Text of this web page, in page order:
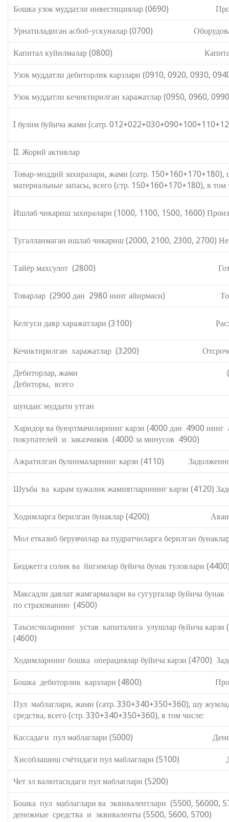
Бошка узок муддатли инвестициялар (0690)
Урнатиладиган асбоб-ускуналар (0700)
Капитал куйилмалар (0800)
Узок муддатли дебиторлик карзлари (0910, 0920, 0930,
Узок муддатли кечиктирилган харажатлар (0950, 0960,
I булим буйича жами (сатр.
II. Жорий активлар II.
Товар-моддий захиралари, жами
материальные запасы, всего (стр. 150+160+170+180), в том
Ишлаб чикариш захиралари (1000, 1100, 1500, 1600)
Тугалланмаган ишлаб чикариш (2000, 2100, 2300, 2700)
Тайёр махсулот (2800) Готовая
Товарлар (2900 дан 2980 нинг айирмаси)
Келгуси давр харажатлари (3100) Расходы
Кечиктирилган харажатлар (3200)
Дебиторлар, жами (сатр.
Дебиторы, всего (стр.
шундан: муддати утган из нее:
Харидор ва буюртмачиларнинг карзи
покупателей и заказчиков (4000 за минусов 4900)
Ажратилган булинмаларнинг карзи (4110)
Шуъба ва карам хужалик жамиятларининг карзи (4120)
Ходимларга берилган бунаклар (4200) Авансы,
Мол етказиб берувчилар ва пудратчиларга берилган
Бюджетга солик ва йигимлар буйича бунак туловлари
Максадли давлат жамгармалари ва сугурталар буйича
по страхованию (4500)
Таъсисчиларнинг устав капиталига улушлар буйича
(4600)
Ходимларнинг бошка операциялар буйича карзи (4700)
Бошка дебиторлик карзлари (4800) Прочие
Пул маблаглари, жами (сатр.
средства, всего (стр. 330+340+350+360), в том числе:
Кассадаги пул маблаглари (5000) Денежные
Хисоблашиш счётидаги пул маблаглари (5100)
Чет эл валютасидаги пул маблаглари (5200)
Бошка пул маблаглари ва
денежные средства и эквиваленты (5500, 5600, 5700)